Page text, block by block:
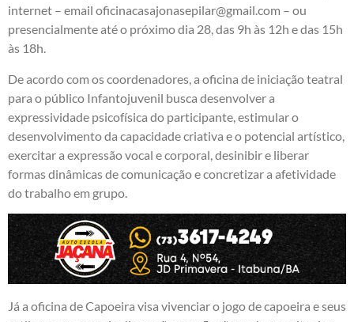
internet – email oficinacasajonasepilar@gmail.com – ou
presencialmente até o próximo dia 28, das 9h às 12h e das 15h
às 18h.
De acordo com os coordenadores, a oficina de iniciação teatral
para o público Infantojuvenil busca desenvolver a
expressividade psicofísica do participante, estimular o
desenvolvimento da capacidade criativa e o potencial artístico,
exercitar a expressão vocal e corporal, desinibir e liberar
formas dinâmicas de comunicação e concretizar a afetividade
do trabalho em grupo.
Já a oficina de Capoeira visa vivenciar o jogo de capoeira e seus